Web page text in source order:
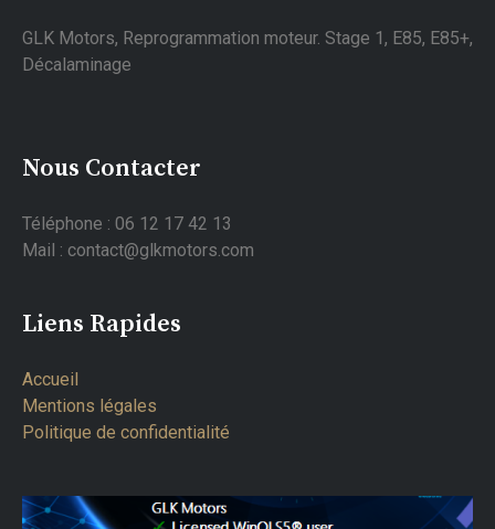
GLK Motors, Reprogrammation moteur. Stage 1, E85, E85+,
Décalaminage
Nous Contacter
Téléphone : 06 12 17 42 13
Mail : contact@glkmotors.com
Liens Rapides
Accueil
Mentions légales
Politique de confidentialité